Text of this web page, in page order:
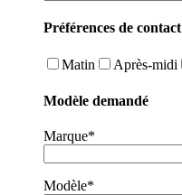
Préférences de contact
Matin Après-midi
Modèle demandé
Marque*
Modèle*